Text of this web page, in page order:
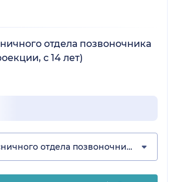
отдела позвоночника
с 14 лет)
Рентген поясничного отдела позвоночника